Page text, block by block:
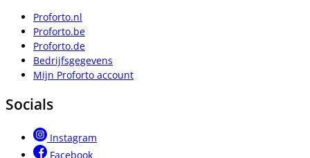
Proforto.nl
Proforto.be
Proforto.de
Bedrijfsgegevens
Mijn Proforto account
Socials
Instagram
Facebook